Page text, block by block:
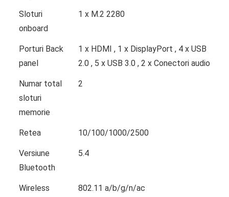
Sloturi
onboard
1 x M.2 2280
Porturi Back
panel
1 x HDMI , 1 x DisplayPort , 4 x USB
2.0 , 5 x USB 3.0 , 2 x Conectori audio
Numar total
sloturi
memorie
2
Retea 10/100/1000/2500
Versiune
Bluetooth
5.4
Wireless 802.11 a/b/g/n/ac